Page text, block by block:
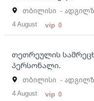
თბილისი -
4 August vip 0
თეთრეულის
პერსონალი.
თბილისი -
4 August vip 0